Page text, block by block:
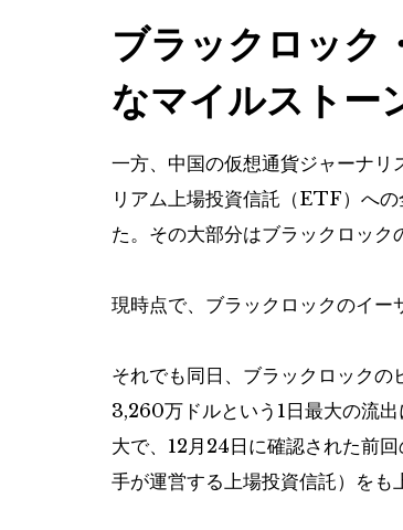
ブラックロック
なマイルストー
一方、中国の仮想通貨ジャーナ
リアム上場投資信託（ETF）へ
た。その大部分はブラックロッ
現時点で、ブラックロックのイ
それでも同日、ブラックロック
3,260万ドルという1日最大の流
大で、12月24日に確認された前
手が運営する上場投資信託）をも